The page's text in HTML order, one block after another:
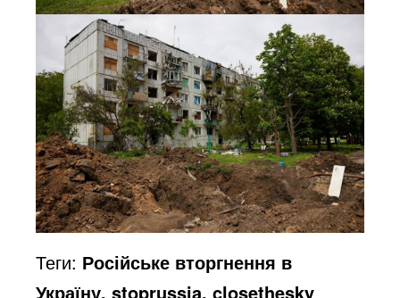
Теги: Російське вторгнення в
Україну, stoprussia, closethesky